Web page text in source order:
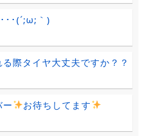
･･(´;ω;｀)
際タイヤ大丈夫ですか？？
お待ちしてます